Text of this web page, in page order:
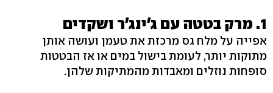
1. מרק בטטה עם ג'ינג'ר ושקדים
אפייה על מלח גס מרכזת את טעמן ועושה אותן
מתוקות יותר, לעומת בישול במים או אז הבטטות
סופחות נוזלים ומאבדות מהמתיקות שלהן.